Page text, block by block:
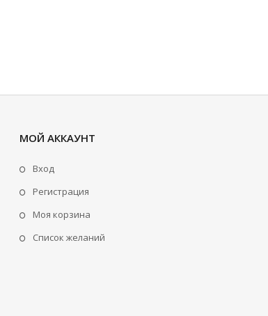
МОЙ АККАУНТ
Вход
Регистрация
Моя корзина
Cписок желаний